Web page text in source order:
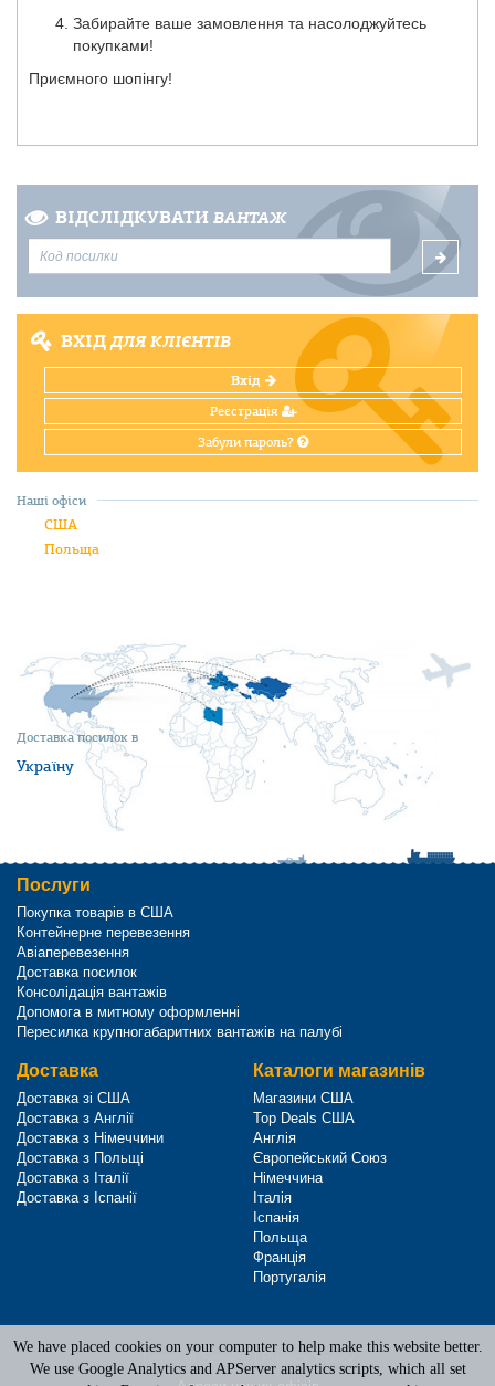
Забирайте ваше замовлення та насолоджуйтесь
покупками!
Приємного шопінгу!
ВІДСЛІДКУВАТИ ВАНТАЖ
ВХІДДЛЯ КЛІЄНТІВ
Вхід
Реєстрація
Забули пароль?
Доставка посилок в
Україну
Наші офіси
США
Польща
Послуги
Покупка товарів в США
Контейнерне перевезення
Авіаперевезення
Доставка посилок
Консолідація вантажів
Допомога в митному оформленні
Пересилка крупногабаритних вантажів на палубі
Доставка
Доставка зі США
Доставка з Англії
Доставка з Німеччини
Доставка з Польщі
Доставка з Італії
Доставка з Іспанії
Каталоги магазинів
Магазини США
Top Deals США
Англія
Європейський Союз
Німеччина
Італія
Іспанія
Польща
Франція
Португалія
Terms of Service
Privacy Policy
We have placed cookies on your computer to help make this website better.
We use Google Analytics and APServer analytics scripts, which all set